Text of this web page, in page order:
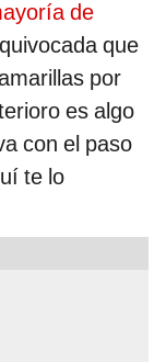
de
que
por
es algo
con el paso
te lo